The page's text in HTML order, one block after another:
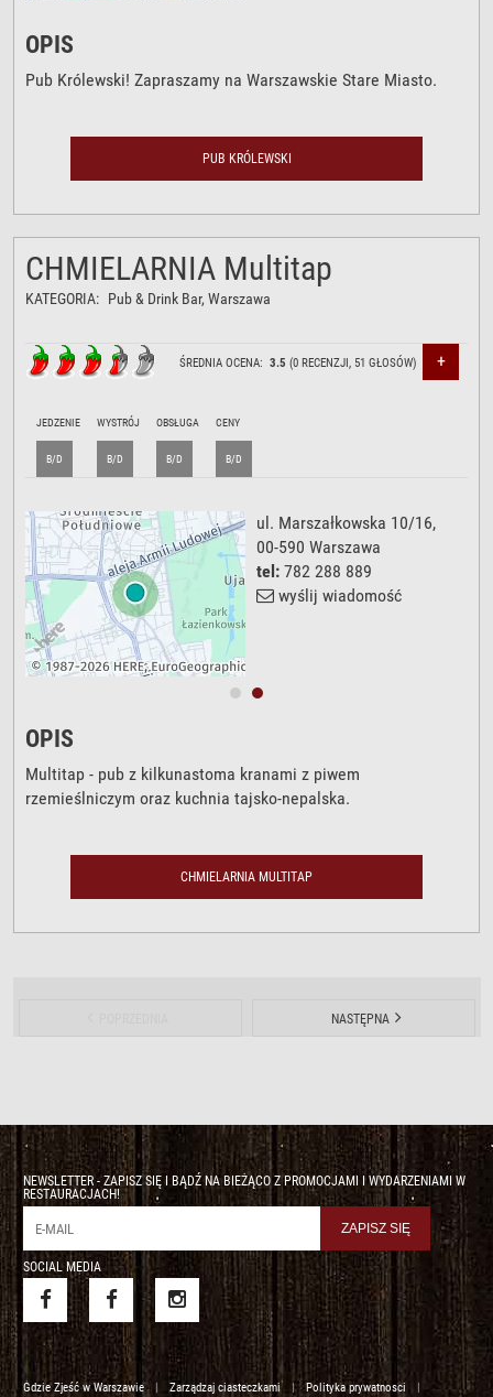
OPIS
Pub Królewski! Zapraszamy na Warszawskie Stare Miasto.
PUB KRÓLEWSKI
CHMIELARNIA Multitap
KATEGORIA: Pub & Drink Bar, Warszawa
ŚREDNIA OCENA:3.5 (0 RECENZJI, 51 GŁOSÓW) +
JEDZENIE
B/D
WYSTRÓJ
B/D
OBSŁUGA
B/D
CENY
B/D
ul. Marszałkowska 10/16,
00-590 Warszawa
tel: 782 288 889
wyślij wiadomość
OPIS
Multitap - pub z kilkunastoma kranami z piwem
rzemieślniczym oraz kuchnia tajsko-nepalska.
CHMIELARNIA MULTITAP
NASTĘPNA
NEWSLETTER - ZAPISZ SIĘ I BĄDŹ NA BIEŻĄCO Z PROMOCJAMI I WYDARZENIAMI W
RESTAURACJACH!
SOCIAL MEDIA
Gdzie Zjeść w Warszawie | Zarządzaj ciasteczkami | Polityka prywatnosci |